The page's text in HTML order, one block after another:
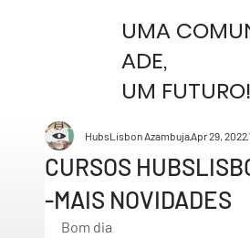
UMA
ADE,
UM FUTURO!
CURSOS
-MAIS NOVIDADES
HubsLisbon AzambujaApr 29, 2022
Bom dia